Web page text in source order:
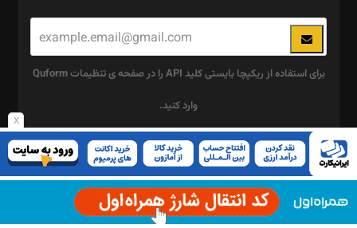
x
برای استفاده از ریکپچا بایستی کلید API را در صفحه ی تنظیمات Quform
وارد کنید.
این
قسمت
نباید
چند رسانه ای
پیوست